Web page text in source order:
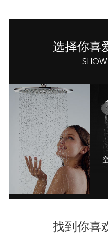
选择你喜
找到你喜